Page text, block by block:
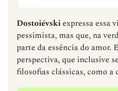
Dostoiévskiexpressa essa
pessimista, mas que, na
parte da essência do amor.
perspectiva, que inclusive
filosofias clássicas, como a